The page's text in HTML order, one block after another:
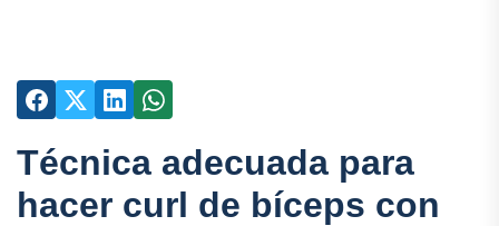
Técnica adecuada para
hacer curl de bíceps con